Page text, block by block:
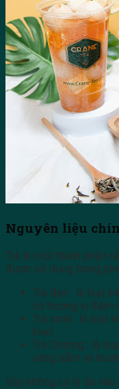
Nguyên liệu
Trà là một thành phần
được sử dụng trong
Trà đen: là loại
có hương vị đậm
Trà xanh: là loại
kiwi.
Trà Oolong: là
vàng sẫm và
Vậy không có lý do